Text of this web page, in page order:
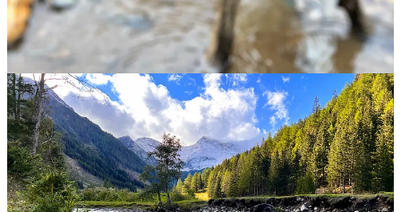
Delen
Vorige
Volgende
Discussie over deze post
Reacties Restacks